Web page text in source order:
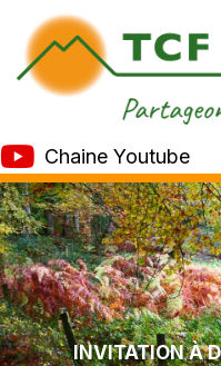
Chaine Youtube
INVITATION À